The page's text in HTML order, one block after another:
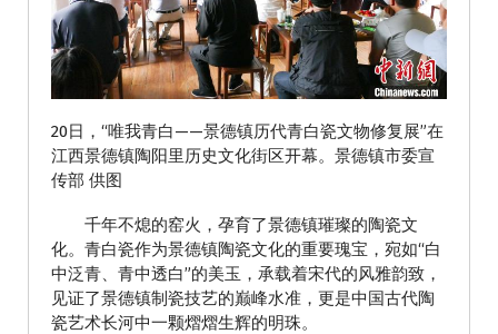
20日，“唯我青白——景德镇历代青白瓷文物修复展”在
江西景德镇陶阳里历史文化街区开幕。景德镇市委宣
传部 供图
千年不熄的窑火，孕育了景德镇璀璨的陶瓷文
化。青白瓷作为景德镇陶瓷文化的重要瑰宝，宛如“白
中泛青、青中透白”的美玉，承载着宋代的风雅韵致，
见证了景德镇制瓷技艺的巅峰水准，更是中国古代陶
瓷艺术长河中一颗熠熠生辉的明珠。